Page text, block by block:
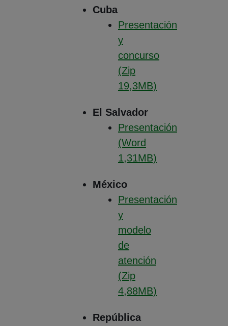
Cuba
Presentación
y
concurso
(Zip
19,3MB)
El Salvador
Presentación
(Word
1,31MB)
México
Presentación
y
modelo
de
atención
(Zip
4,88MB)
República